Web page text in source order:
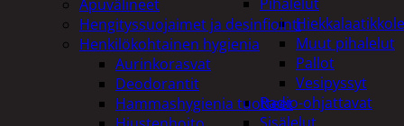
Muut pihalelut
Pallot
Vesipyssyt
Radio-ohjattavat
Apuvälineet
Hengityssuojaimet ja desinfiointi
Henkilökohtainen hygienia
Aurinkorasvat
Deodorantit
Hammashygienia tuotteet